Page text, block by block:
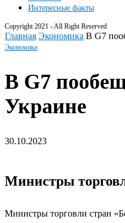
Интересные факты
Copyright 2021 - All Right Reserved
Главная Экономика В G7
Экономика
В G7
Украине
30.10.2023
Министры
Министры торговли стран